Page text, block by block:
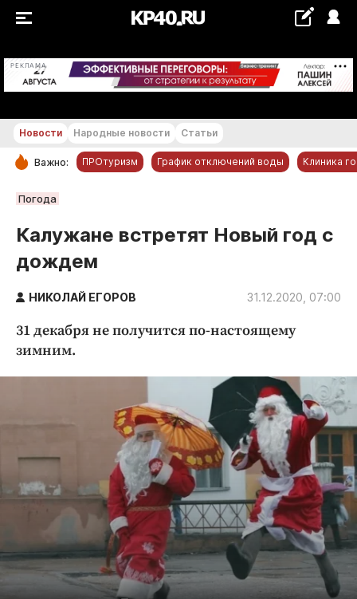
РЕКЛАМА +21...+22 °С
РУБРИКИ
Новости компаний
Статьи
Народные новости
Авто и транспорт
Благоустройство
Недвижимость и ЖКХ
Образование
Общество
Погода
Праздники
Происшествия
Спорт
Экономика и бизнес
Новости Народные новости Статьи
Важно: ПРОтуризм График отключений воды Клиника
Погода
Калужане встретят Новый год с
дождем
НИКОЛАЙ ЕГОРОВ 31.12.2020, 07:00
31 декабря не получится по-настоящему
зимним.